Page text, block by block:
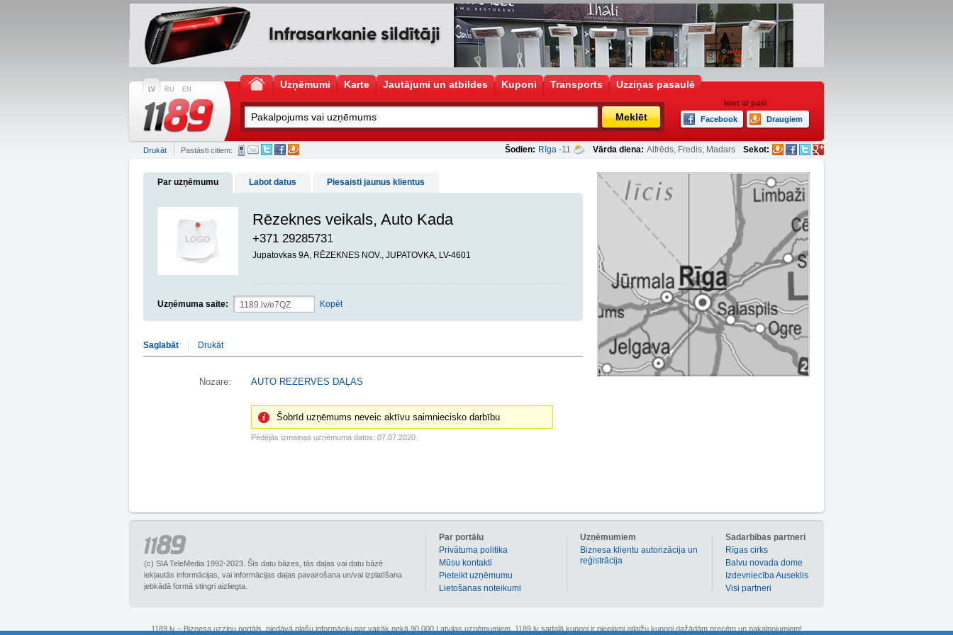
LV RU EN Uzņēmumi Karte Jautājumi un atbildes Kuponi Transports Uzziņas pasaulē
Meklēt
Ieiet ar pasi
Facebook
Draugiem
Šodien: Rīga -11 Vārda diena: Alfrēds, Fredis, Madars Sekot:
Drukāt Pastāsti citiem:
Par uzņēmumu Labot datus Piesaisti jaunus klientus
Rēzeknes veikals, Auto Kada
+371 29285731
Jupatovkas 9A, RĒZEKNES NOV., JUPATOVKA, LV-4601
Uzņēmuma saite: Kopēt
Saglabāt Drukāt
Nozare: AUTO REZERVES DAĻAS
Šobrīd uzņēmums neveic aktīvu saimniecisko darbību
Pēdējās izmaiņas uzņēmuma datos: 07.07.2020.
(c) SIA TeleMedia 1992-2023. Šīs datu bāzes, tās daļas vai datu bāzē
iekļautās informācijas, vai informācijas daļas pavairošana un/vai izplatīšana
jebkādā formā stingri aizliegta.
Sadarbības partneri
Rīgas cirks
Balvu novada dome
Izdevniecība Auseklis
Visi partneri
Uzņēmumiem
Biznesa klientu autorizācija un
reģistrācija
Par portālu
Privātuma politika
Mūsu kontakti
Pieteikt uzņēmumu
Lietošanas noteikumi
1189.lv – Biznesa uzziņu portāls, piedāvā plašu informāciju par vairāk nekā 90 000 Latvijas uzņēmumiem. 1189.lv sadaļā kuponi ir pieejami atlaižu kuponi dažādām precēm un pakalpojumiem!